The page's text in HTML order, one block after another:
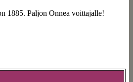
1885. Paljon Onnea voittajalle!